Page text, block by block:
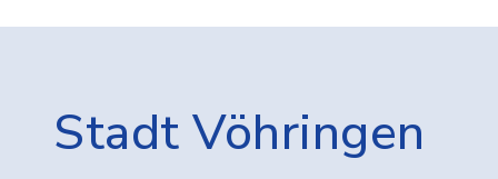
Stadt Vöhringen